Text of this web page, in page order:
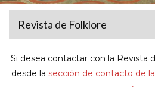
Revista de Folklore
Si desea contactar con la Revista
desde la sección de contacto de